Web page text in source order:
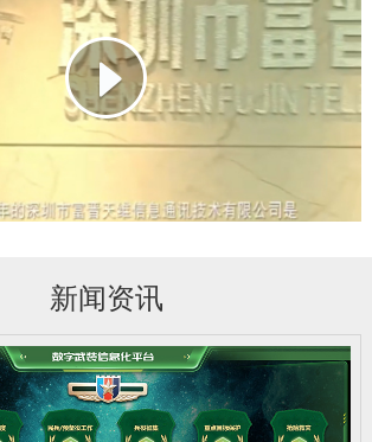
01-13
挥信息化平台成功试运行
01-12
军 ——深圳富晋天维信息通讯
司承建解放…
承建某地智慧国防动员（人
息化平台投入…
新闻资讯